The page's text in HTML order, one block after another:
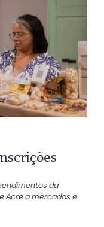
da
Acre a mercados e